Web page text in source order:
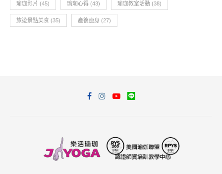
瑜珈影片 (45) 瑜珈心得 (43) 瑜珈教室活動 (38)
旅遊景點美食 (35) 產後瘦身 (27)